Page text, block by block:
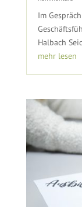
Im
Halbach
mehr lesen